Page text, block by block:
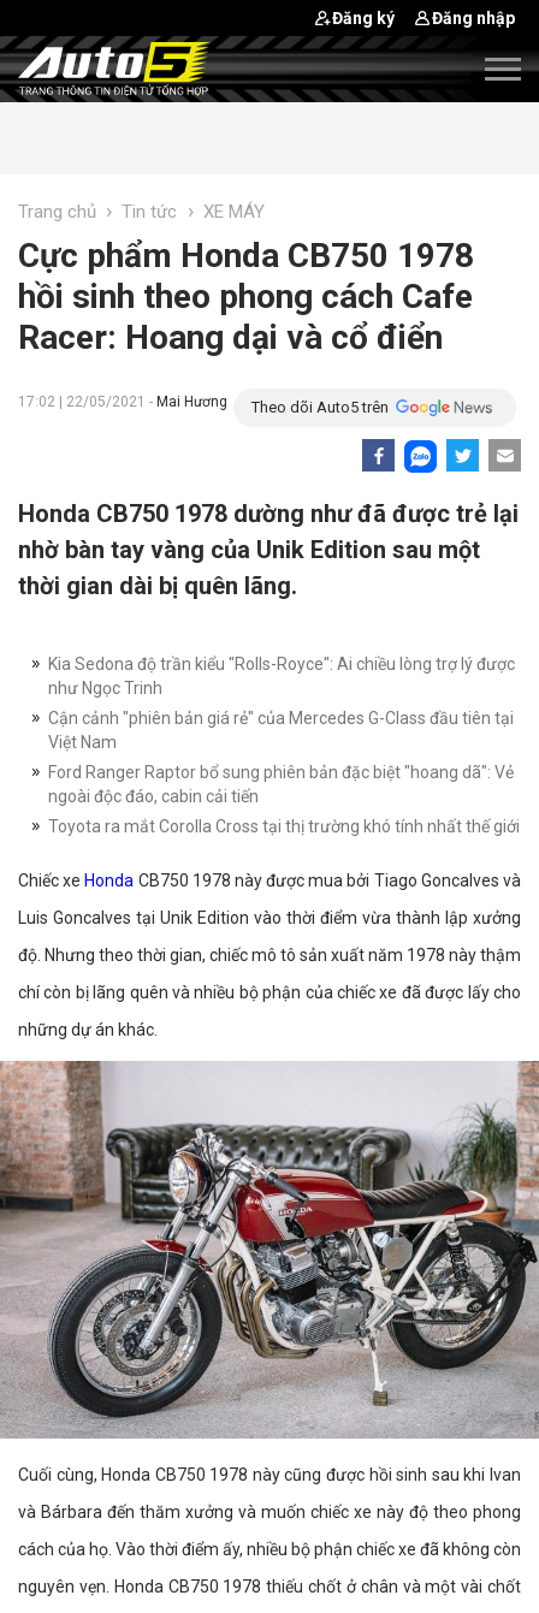
Đăng ký Đăng nhập
Trang chủ › Tin tức › XE MÁY
Cực phẩm Honda CB750 1978
hồi sinh theo phong cách Cafe
Racer: Hoang dại và cổ điển
17:02 | 22/05/2021 - Mai Hương Theo dõi Auto5 trên
Honda CB750 1978 dường như đã được trẻ lại
nhờ bàn tay vàng của Unik Edition sau một
thời gian dài bị quên lãng.
Kia Sedona độ trần kiểu "Rolls-Royce": Ai chiều lòng trợ lý được
như Ngọc Trinh
Cận cảnh "phiên bản giá rẻ" của Mercedes G-Class đầu tiên tại
Việt Nam
Ford Ranger Raptor bổ sung phiên bản đặc biệt "hoang dã": Vẻ
ngoài độc đáo, cabin cải tiến
Toyota ra mắt Corolla Cross tại thị trường khó tính nhất thế giới
Chiếc xe Honda CB750 1978 này được mua bởi Tiago Goncalves và
Luis Goncalves tại Unik Edition vào thời điểm vừa thành lập xưởng
độ. Nhưng theo thời gian, chiếc mô tô sản xuất năm 1978 này thậm
chí còn bị lãng quên và nhiều bộ phận của chiếc xe đã được lấy cho
những dự án khác.
Cuối cùng, Honda CB750 1978 này cũng được hồi sinh sau khi Ivan
và Bárbara đến thăm xưởng và muốn chiếc xe này độ theo phong
cách của họ. Vào thời điểm ấy, nhiều bộ phận chiếc xe đã không còn
nguyên vẹn. Honda CB750 1978 thiếu chốt ở chân và một vài chốt